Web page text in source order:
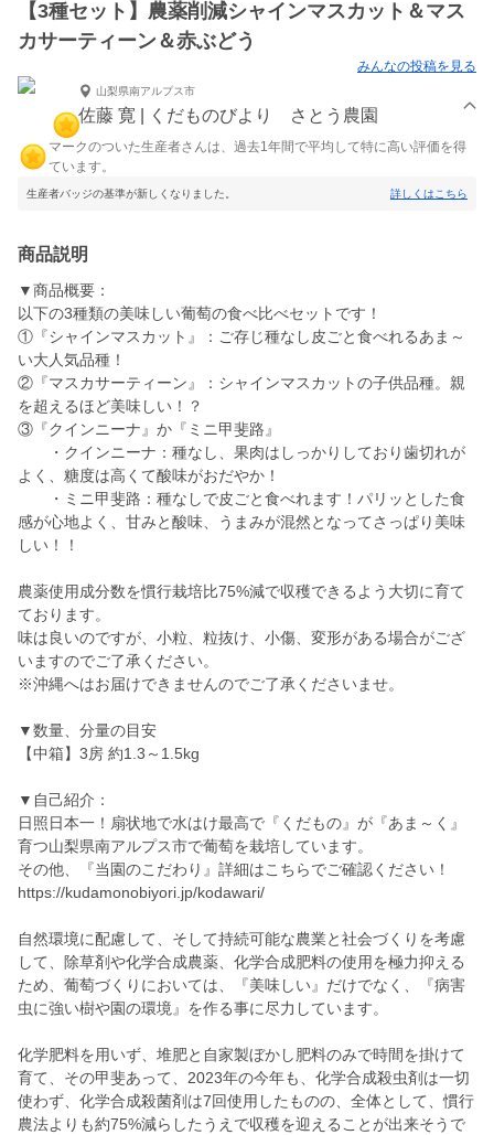
【3種セット】農薬削減シャインマスカット＆マス
カサーティーン＆赤ぶどう
みんなの投稿を見る
山梨県南アルプス市
佐藤 寛 | くだものびより さとう農園
マークのついた生産者さんは、過去1年間で平均して特に高い評価を得
ています。
生産者バッジの基準が新しくなりました。 詳しくはこちら
商品説明
▼商品概要：
以下の3種類の美味しい葡萄の食べ比べセットです！
①『シャインマスカット』：ご存じ種なし皮ごと食べれるあま～
い大人気品種！
②『マスカサーティーン』：シャインマスカットの子供品種。親
を超えるほど美味しい！？
③『クインニーナ』か『ミニ甲斐路』
・クインニーナ：種なし、果肉はしっかりしており歯切れが
よく、糖度は高くて酸味がおだやか！
・ミニ甲斐路：種なしで皮ごと食べれます！パリッとした食
感が心地よく、甘みと酸味、うまみが混然となってさっぱり美味
しい！！
農薬使用成分数を慣行栽培比75%減で収穫できるよう大切に育て
ております。
味は良いのですが、小粒、粒抜け、小傷、変形がある場合がござ
いますのでご了承ください。
※沖縄へはお届けできませんのでご了承くださいませ。
▼数量、分量の目安
【中箱】3房 約1.3～1.5kg
▼自己紹介：
日照日本一！扇状地で水はけ最高で『くだもの』が『あま～く』
育つ山梨県南アルプス市で葡萄を栽培しています。
その他、『当園のこだわり』詳細はこちらでご確認ください！
https://kudamonobiyori.jp/kodawari/
自然環境に配慮して、そして持続可能な農業と社会づくりを考慮
して、除草剤や化学合成農薬、化学合成肥料の使用を極力抑える
ため、葡萄づくりにおいては、『美味しい』だけでなく、『病害
虫に強い樹や園の環境』を作る事に尽力しています。
化学肥料を用いず、堆肥と自家製ぼかし肥料のみで時間を掛けて
育て、その甲斐あって、2023年の今年も、化学合成殺虫剤は一切
使わず、化学合成殺菌剤は7回使用したものの、全体として、慣行
農法よりも約75%減らしたうえで収穫を迎えることが出来そうで